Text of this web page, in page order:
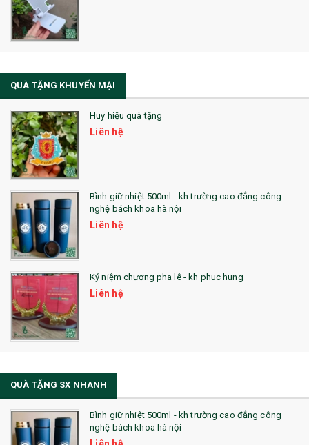
Sổ Sạc Đa Năng
La Fonte
Sổ Lò Xo
QUÀ TẶNG KHUYẾN MẠI
Huy hiệu quà tặng
Liên hệ
Bình giữ nhiệt 500ml - kh trường cao đẳng công
nghệ bách khoa hà nội
Liên hệ
Kỷ niệm chương pha lê - kh phuc hung
Liên hệ
QUÀ TẶNG SX NHANH
Bình giữ nhiệt 500ml - kh trường cao đẳng công
nghệ bách khoa hà nội